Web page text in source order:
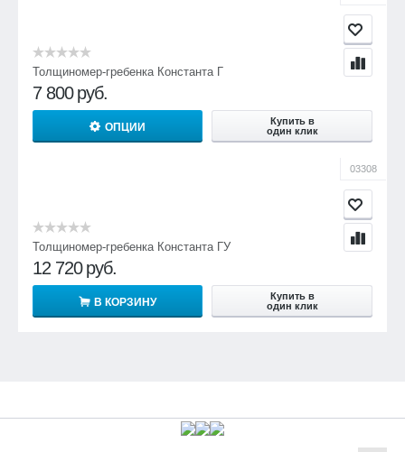
Толщиномер-гребенка Константа Г
7 800 руб.
ОПЦИИ
Купить в
один клик
03308
Толщиномер-гребенка Константа ГУ
12 720 руб.
В КОРЗИНУ
Купить в
один клик